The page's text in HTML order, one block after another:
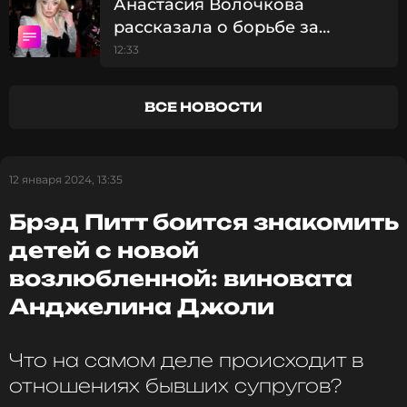
Читайте нас в Одноклассниках,
Анастасия Волочкова
рассказала о борьбе за
компенсацию в 5 млн рублей:
12:33
ВСЕ НОВОСТИ
12 января 2024, 13:35
Брэд Питт боится знакомить
детей с новой
возлюбленной: виновата
Анджелина Джоли
Что на самом деле происходит в
отношениях бывших супругов?